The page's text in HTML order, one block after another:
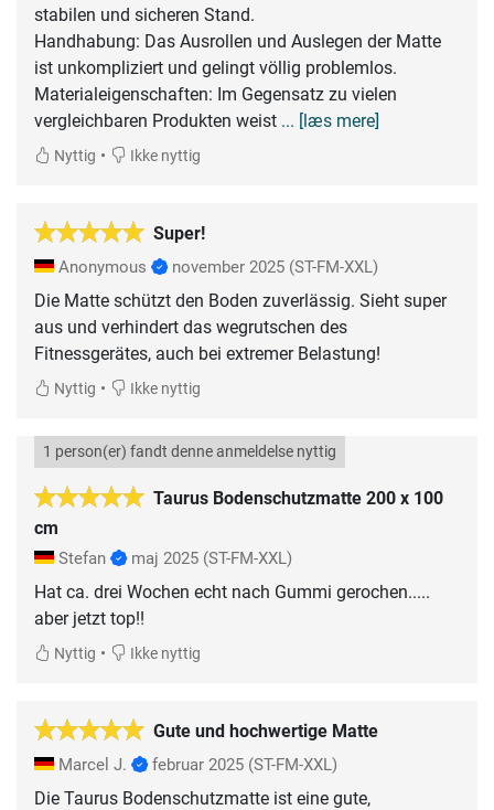
stabilen und sicheren Stand.
​Handhabung: Das Ausrollen und Auslegen der Matte
ist unkompliziert und gelingt völlig problemlos.
​Materialeigenschaften: Im Gegensatz zu vielen
vergleichbaren Produkten weist ... [læs mere]
Nyttig • Ikke nyttig
Super!
Anonymous november 2025 (ST-FM-XXL)
Die Matte schützt den Boden zuverlässig. Sieht super
aus und verhindert das wegrutschen des
Fitnessgerätes, auch bei extremer Belastung!
Nyttig • Ikke nyttig
Taurus Bodenschutzmatte 200 x 100
cm
1 person(er) fandt denne anmeldelse nyttig
Stefan maj 2025 (ST-FM-XXL)
Hat ca. drei Wochen echt nach Gummi gerochen.....
aber jetzt top!!
Nyttig • Ikke nyttig
Gute und hochwertige Matte
Marcel J. februar 2025 (ST-FM-XXL)
Die Taurus Bodenschutzmatte ist eine gute,